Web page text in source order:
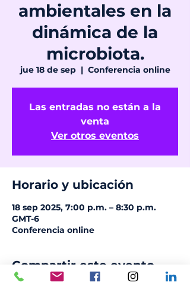
ambientales en la
dinámica de la
microbiota.
jue 18 de sep
  |
Conferencia online
Las entradas no están a la
venta
Ver otros eventos
Horario y ubicación
18 sep 2025, 7:00 p.m. – 8:30 p.m.
GMT-6
Conferencia online
Compartir este evento